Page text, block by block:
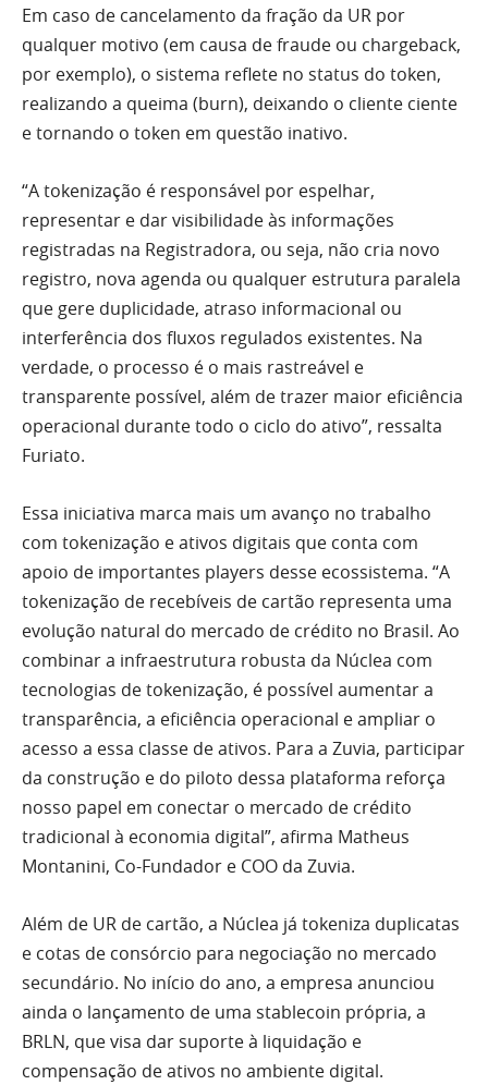
Em caso de cancelamento da fração da UR por
qualquer motivo (em causa de fraude ou chargeback,
por exemplo), o sistema reflete no status do token,
realizando a queima (burn), deixando o cliente ciente
e tornando o token em questão inativo.
“A tokenização é responsável por espelhar,
representar e dar visibilidade às informações
registradas na Registradora, ou seja, não cria novo
registro, nova agenda ou qualquer estrutura paralela
que gere duplicidade, atraso informacional ou
interferência dos fluxos regulados existentes. Na
verdade, o processo é o mais rastreável e
transparente possível, além de trazer maior eficiência
operacional durante todo o ciclo do ativo”, ressalta
Furiato.
Essa iniciativa marca mais um avanço no trabalho
com tokenização e ativos digitais que conta com
apoio de importantes players desse ecossistema. “A
tokenização de recebíveis de cartão representa uma
evolução natural do mercado de crédito no Brasil. Ao
combinar a infraestrutura robusta da Núclea com
tecnologias de tokenização, é possível aumentar a
transparência, a eficiência operacional e ampliar o
acesso a essa classe de ativos. Para a Zuvia, participar
da construção e do piloto dessa plataforma reforça
nosso papel em conectar o mercado de crédito
tradicional à economia digital”, afirma Matheus
Montanini, Co-Fundador e COO da Zuvia.
Além de UR de cartão, a Núclea já tokeniza duplicatas
e cotas de consórcio para negociação no mercado
secundário. No início do ano, a empresa anunciou
ainda o lançamento de uma stablecoin própria, a
BRLN, que visa dar suporte à liquidação e
compensação de ativos no ambiente digital.